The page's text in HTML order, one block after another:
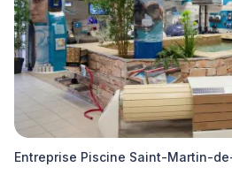
Entreprise Piscine Saint-Martin-